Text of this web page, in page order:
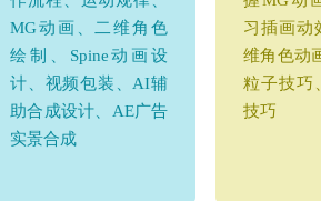
MG动画、二维角色
绘制、Spine动画设
计、视频包装、AI辅
助合成设计、AE广告
实景合成
习插画动
维角色动
粒子技巧
技巧